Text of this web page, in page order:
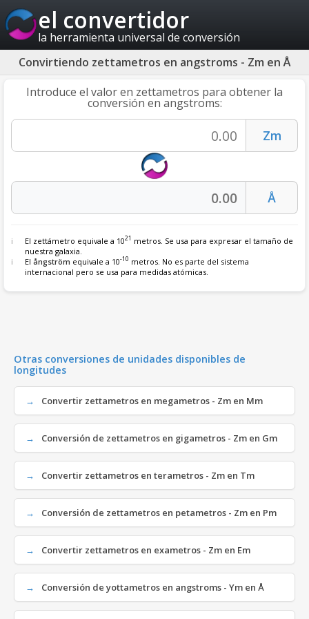
el convertidor
la herramienta universal de conversión
Convirtiendo zettametros en angstroms - Zm en Å
Introduce el valor en zettametros para obtener la
conversión en angstroms:
El zettámetro equivale a 1021
metros. Se usa para expresar el tamaño de
nuestra galaxia.
El ångström equivale a 10-10 metros. No es parte del sistema
internacional pero se usa para medidas atómicas.
Otras conversiones de unidades disponibles de
longitudes
Convertir zettametros en megametros - Zm en Mm
Conversión de zettametros en gigametros - Zm en Gm
Convertir zettametros en terametros - Zm en Tm
Conversión de zettametros en petametros - Zm en Pm
Convertir zettametros en exametros - Zm en Em
Conversión de yottametros en angstroms - Ym en Å